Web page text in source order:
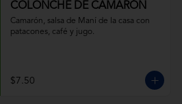
COLONCHE DE CAMARÓN
Camarón, salsa de Maní de la casa con
patacones, café y jugo.
$7.50